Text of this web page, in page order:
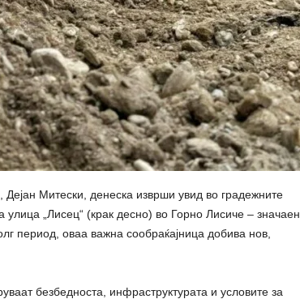
Митески, денеска изврши увид во градежните
улица „Лисец“ (крак десно) во Горно Лисиче – значаен
период, оваа важна сообраќајница добива нов,
безбедноста, инфраструктурата и условите за